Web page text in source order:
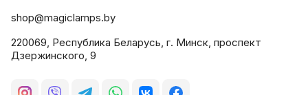
shop@magiclamps.by
220069, Республика Беларусь, г. Минск, проспект
Дзержинского, 9